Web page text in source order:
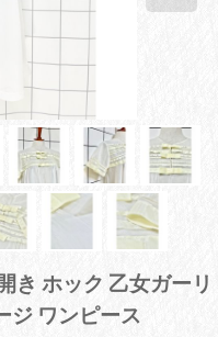
き ホック 乙女ガーリ
ジ ワンピース